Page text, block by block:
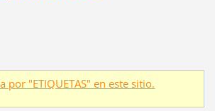
por "ETIQUETAS" en este sitio.